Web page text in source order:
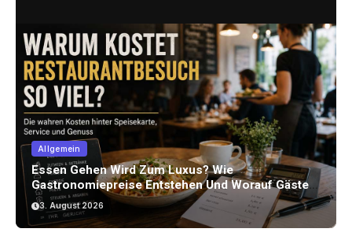
Allgemein
Essen Gehen Wird Zum Luxus? Wie
Gastronomiepreise Entstehen Und Worauf Gäste
Achten Können
3. August 2026